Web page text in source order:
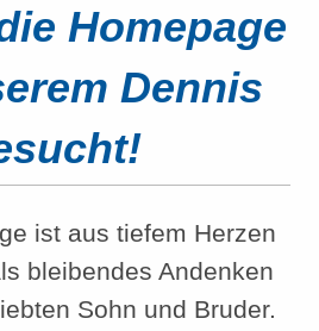
Homepage
Dennis
ist aus tiefem Herzen
bleibendes Andenken
Sohn und Bruder.